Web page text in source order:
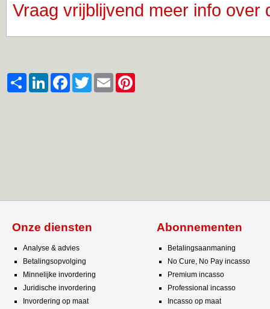
Vraag vrijblijvend meer info
Share LinkedInFacebookTwitter Email
Onze diensten
Analyse & advies
Betalingsopvolging
Minnelijke invordering
Juridische invordering
Invordering op maat
Abonnementen
Betalingsaanmaning
No Cure, No Pay incasso
Premium incasso
Professional incasso
Incasso op maat